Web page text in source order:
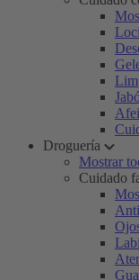
Droguería
Mostrar
Cuidado